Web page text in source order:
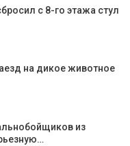
с 8-го этажа стул
на дикое животное
из